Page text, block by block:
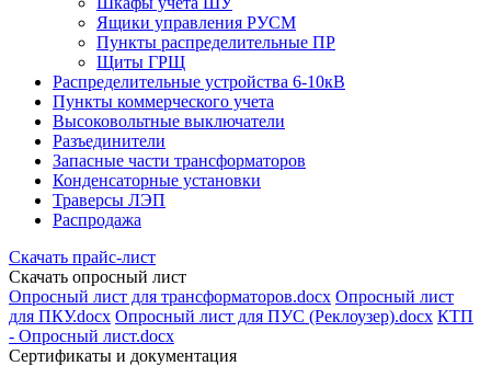
Ящики управления РУСМ
Пункты распределительные ПР
Щиты ГРЩ
Распределительные устройства 6-10кВ
Пункты коммерческого учета
Высоковольтные выключатели
Разъединители
Запасные части трансформаторов
Конденсаторные установки
Траверсы ЛЭП
Распродажа
Скачать прайс-лист
Скачать опросный лист
Опросный лист для трансформаторов.docx Опросный лист
для ПКУ.docx Опросный лист для ПУС (Реклоузер).docx КТП
- Опросный лист.docx
Сертификаты и документация